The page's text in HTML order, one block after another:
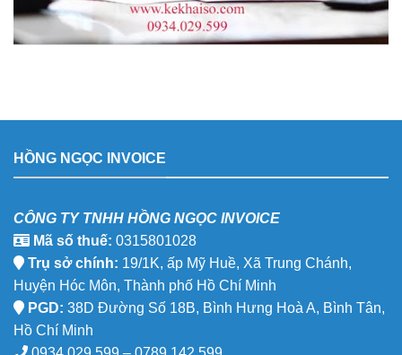
HỒNG NGỌC INVOICE
CÔNG TY TNHH HỒNG NGỌC INVOICE
Mã số thuế: 0315801028
Trụ sở chính: 19/1K, ấp Mỹ Huề, Xã Trung Chánh,
Huyện Hóc Môn, Thành phố Hồ Chí Minh
PGD: 38D Đường Số 18B, Bình Hưng Hoà A, Bình Tân,
Hồ Chí Minh